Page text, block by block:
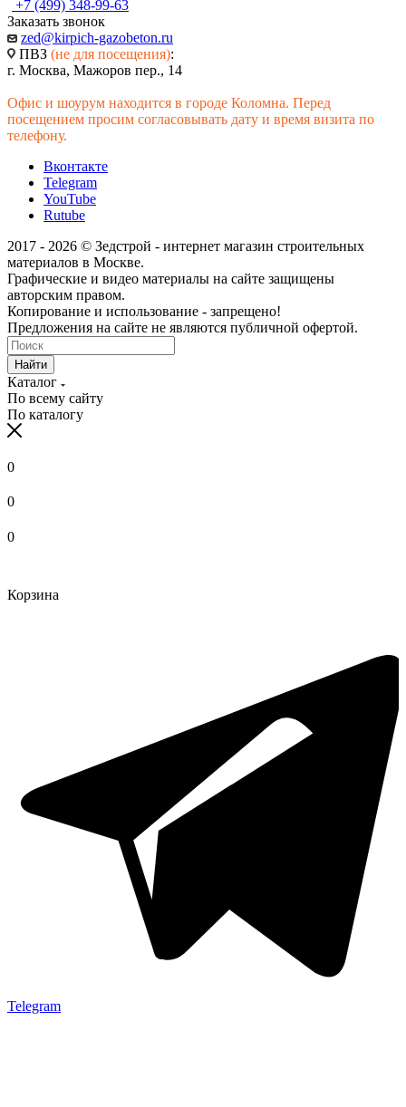
+7 (499) 348-99-63
Заказать звонок
zed@kirpich-gazobeton.ru
ПВЗ (не для посещения):
г. Москва, Мажоров пер., 14
Офис и шоурум находится в городе Коломна. Перед
посещением просим согласовывать дату и время визита по
телефону.
Вконтакте
Telegram
YouTube
Rutube
2017 - 2026 © Зедстрой - интернет магазин строительных
материалов в Москве.
Графические и видео материалы на сайте защищены
авторским правом.
Копирование и использование - запрещено!
Предложения на сайте не являются публичной офертой.
Найти
Каталог
По всему сайту
По каталогу
0
0
0
Корзина
Telegram